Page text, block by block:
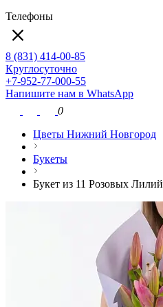
Телефоны
8 (831) 414-00-85
Круглосуточно
+7-952-77-000-55
Напишите нам в WhatsApp
0
Цветы Нижний Новгород
Букеты
Букет из 11 Розовых Лилий